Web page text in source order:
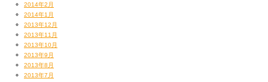
2014年2月
2014年1月
2013年12月
2013年11月
2013年10月
2013年9月
2013年8月
2013年7月